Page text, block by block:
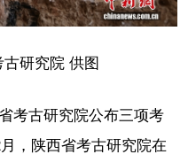
研究院 供图
考古研究院公布三项考
，陕西省考古研究院在